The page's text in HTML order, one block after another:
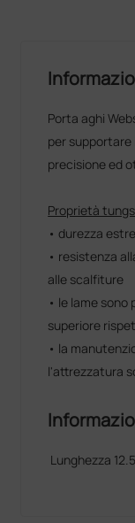
Porta aghi
per supportare
precisione ed
Proprietà
• durezza
• resistenza
alle scalfiture
• le lame
superiore
• la
l'attrezzatura
Lunghezza